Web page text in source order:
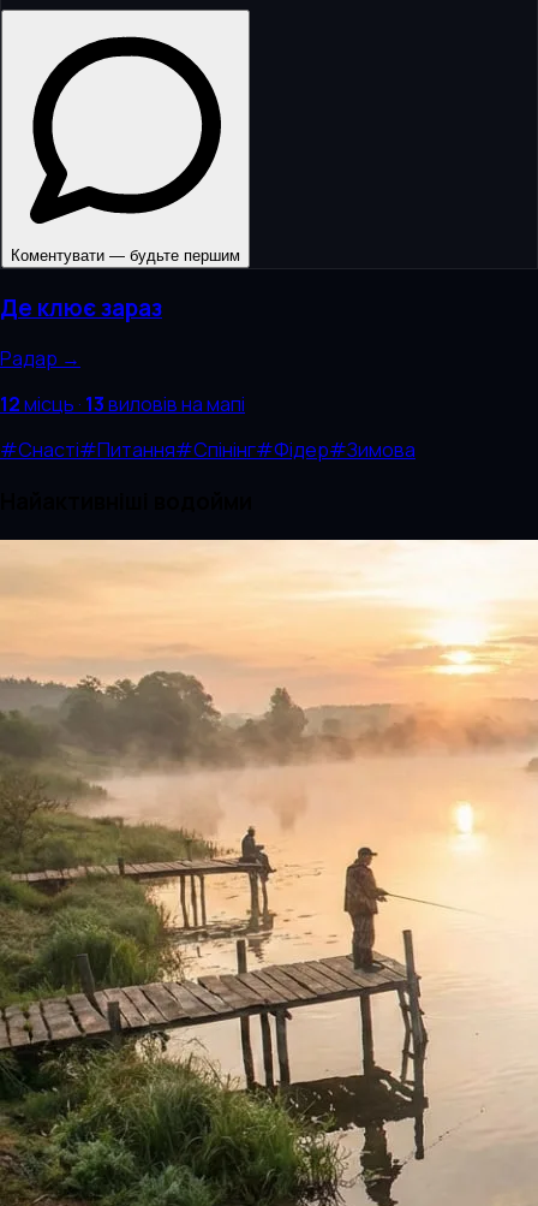
Коментувати — будьте першим
Де клює зараз
Радар →
12місць · 13виловівна мапі
#Снасті#Питання#Спінінг#Фідер#Зимова